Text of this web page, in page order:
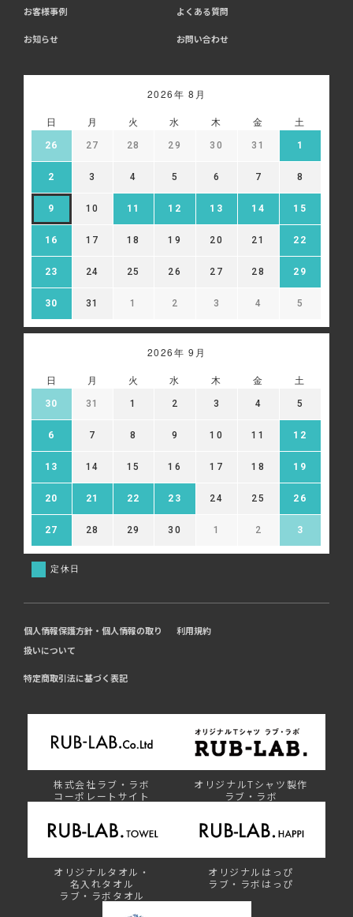
お客様事例 よくある質問
お知らせ お問い合わせ
2026年 8月
日 月 火 水 木 金 土
26 27 28 29 30 31 1
2 3 4 5 6 7 8
9 10 11 12 13 14 15
16 17 18 19 20 21 22
23 24 25 26 27 28 29
30 31 1 2 3 4 5
2026年 9月
日 月 火 水 木 金 土
30 31 1 2 3 4 5
6 7 8 9 10 11 12
13 14 15 16 17 18 19
20 21 22 23 24 25 26
27 28 29 30 1 2 3
定休日
個人情報保護方針・個人情報の取り
扱いについて
利用規約
特定商取引法に基づく表記
株式会社ラブ・ラボ
コーポレートサイト
オリジナルTシャツ製作
ラブ・ラボ
オリジナルタオル・
名入れタオル
ラブ・ラボタオル
オリジナルはっぴ
ラブ・ラボはっぴ